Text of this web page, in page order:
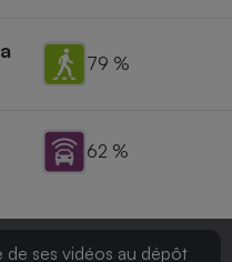
79 %
62 %
ses vidéos au dépôt